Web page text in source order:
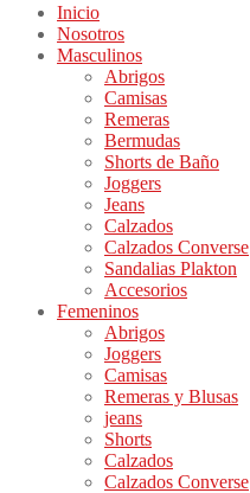
Inicio
Nosotros
Masculinos
Abrigos
Camisas
Remeras
Bermudas
Shorts de Baño
Joggers
Jeans
Calzados
Calzados Converse
Sandalias Plakton
Accesorios
Femeninos
Abrigos
Joggers
Camisas
Remeras y Blusas
jeans
Shorts
Calzados
Calzados Converse